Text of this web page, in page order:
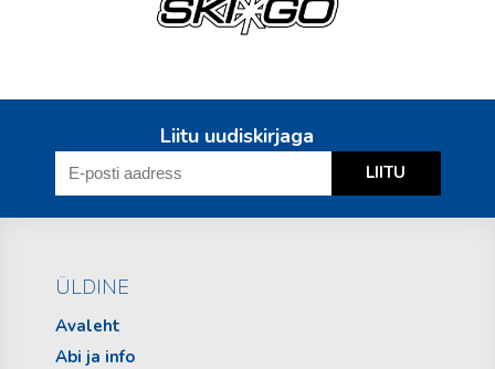
Liitu uudiskirjaga
ÜLDINE
Avaleht
Abi ja info